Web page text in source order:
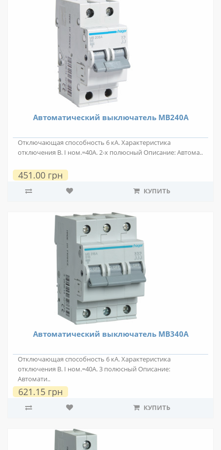
Автоматический выключатель MB240A
Отключающая способность 6 кА. Характеристика
отключения B. I ном.=40А. 2-х полюсный Описание: Автома..
451.00 грн
КУПИТЬ
Автоматический выключатель MB340A
Отключающая способность 6 кА. Характеристика
отключения В. I ном.=40А. 3 полюсный Описание:
Автомати..
621.15 грн
КУПИТЬ